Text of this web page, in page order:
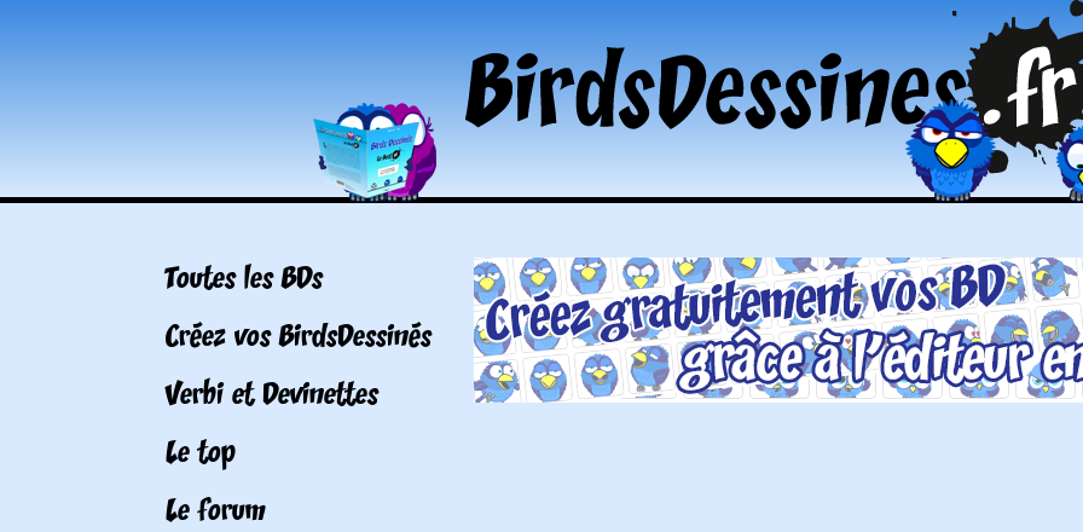
Toutes les BDs
Créez vos BirdsDessinés
Verbi et Devinettes
Le top
Le forum